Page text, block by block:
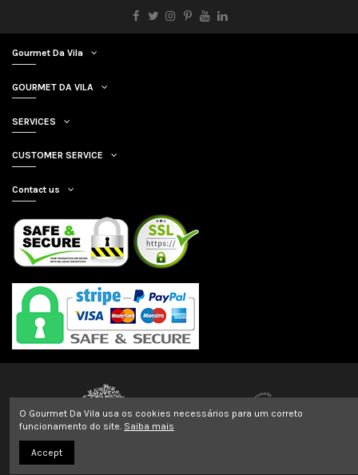
Gourmet Da Vila
GOURMET DA VILA
SERVICES
CUSTOMER SERVICE
Contact us
2022 Copyright GOURMET DA VILA | All Rights Reserved | By
O Gourmet Da Vila usa os cookies necessários para um correto
funcionamento do site. Saiba mais
Accept